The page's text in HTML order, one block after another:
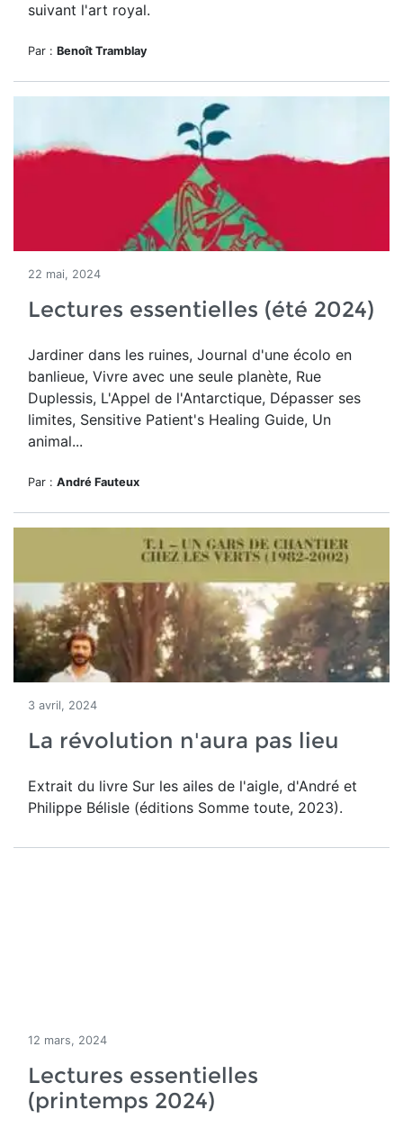
suivant l'art royal.
Par : Benoît Tramblay
22 mai, 2024
Lectures essentielles (été 2024)
Jardiner dans les ruines, Journal d'une écolo en
banlieue, Vivre avec une seule planète, Rue
Duplessis, L'Appel de l'Antarctique, Dépasser ses
limites, Sensitive Patient's Healing Guide, Un
animal...
Par : André Fauteux
3 avril, 2024
La révolution n'aura pas lieu
Extrait du livre Sur les ailes de l'aigle, d'André et
Philippe Bélisle (éditions Somme toute, 2023).
12 mars, 2024
Lectures essentielles
(printemps 2024)